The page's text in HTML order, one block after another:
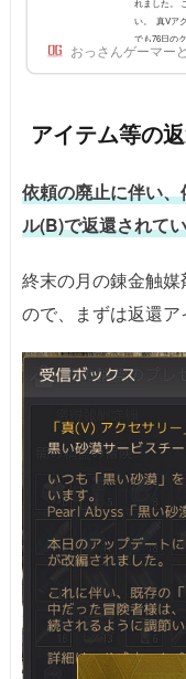
れました。
い。 真Vア
でも76日の
量のヨナの
料などをよ
おっさんゲーマー
アイテム等の
依頼の廃止に伴い
ル(B)で返還されて
終末の月の錬金触
ので、まずは返還ア